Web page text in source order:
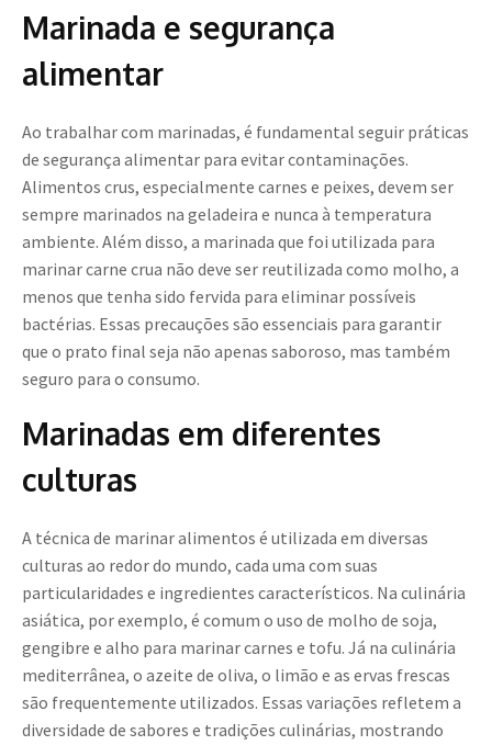
Marinada e segurança
alimentar
Ao trabalhar com marinadas, é fundamental seguir práticas
de segurança alimentar para evitar contaminações.
Alimentos crus, especialmente carnes e peixes, devem ser
sempre marinados na geladeira e nunca à temperatura
ambiente. Além disso, a marinada que foi utilizada para
marinar carne crua não deve ser reutilizada como molho, a
menos que tenha sido fervida para eliminar possíveis
bactérias. Essas precauções são essenciais para garantir
que o prato final seja não apenas saboroso, mas também
seguro para o consumo.
Marinadas em diferentes
culturas
A técnica de marinar alimentos é utilizada em diversas
culturas ao redor do mundo, cada uma com suas
particularidades e ingredientes característicos. Na culinária
asiática, por exemplo, é comum o uso de molho de soja,
gengibre e alho para marinar carnes e tofu. Já na culinária
mediterrânea, o azeite de oliva, o limão e as ervas frescas
são frequentemente utilizados. Essas variações refletem a
diversidade de sabores e tradições culinárias, mostrando